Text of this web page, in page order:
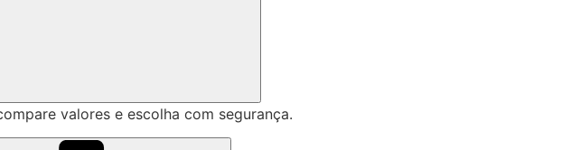
valores e escolha com segurança.